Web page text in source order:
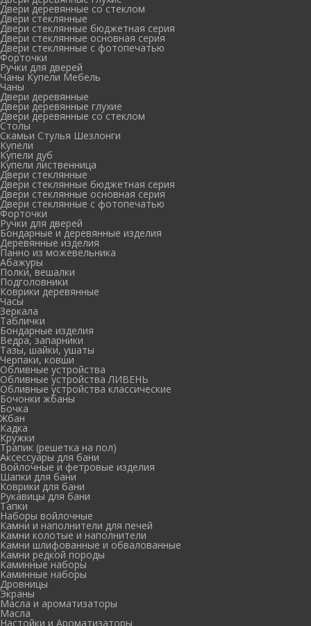
Двери деревянные со стеклом
Двери стеклянные
Двери стеклянные бюджетная серия
Двери стеклянные основная серия
Двери стеклянные с фотопечатью
Форточки
Ручки для дверей
Чаны Купели Мебель
Чаны
Двери деревянные
Двери деревянные глухие
Двери деревянные со стеклом
Столы
Скамьи Стулья Шезлонги
Купели
Купели дуб
Купели лиственница
Двери стеклянные
Двери стеклянные бюджетная серия
Двери стеклянные основная серия
Двери стеклянные с фотопечатью
Форточки
Ручки для дверей
Бондарные и деревянные изделия
Деревянные изделия
Панно из можевельника
Абажуры
Полки, вешалки
Подголовники
Коврики деревянные
Часы
Зеркала
Таблички
Бондарные изделия
Ведра, запарники
Тазы, шайки, ушаты
Черпаки, ковши
Обливные устройства
Обливные устройства ЛИВЕНЬ
Обливные устройства классические
Бочонки жбаны
Бочка
Жбан
Кадка
Кружки
Трапик (решетка на пол)
Аксессуары для бани
Войлочные и фетровые изделия
Шапки для бани
Коврики для бани
Рукавицы для бани
Тапки
Наборы войлочные
Камни и наполнители для печей
Камни колотые и наполнители
Камни шлифованные и обвалованные
Камни редкой породы
Каминные наборы
Каминные наборы
Дровницы
Экраны
Масла и ароматизаторы
Масла
Настойки и Ароматизаторы